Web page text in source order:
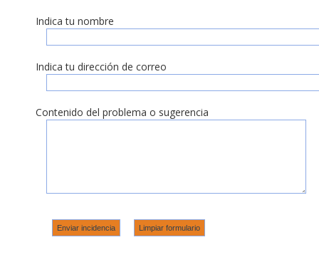
Indica tu nombre
Indica tu dirección de correo
Contenido del problema o sugerencia